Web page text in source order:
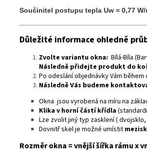
Součinitel postupu tepla Uw = 0,77
Důležité informace ohledně
Zvolte variantu okna: Bílá-Bíla
Následně přidejte produkt do
Po odeslání objednávky Vám
Následně Vás budeme
Okna jsou vyrobená na míru na
Klika v horní částí křídla
Lze zvolit jiný typ zasklení (
Dovnitř skel je možné umístit
Rozměr okna = vnější šířka rámu x